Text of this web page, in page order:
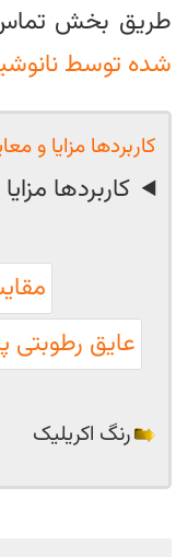
طریق بخش تماس
شده توسط
کاربردها مزایا و
کاربردها
عایق رطوبتی
رنگ اکریلیک